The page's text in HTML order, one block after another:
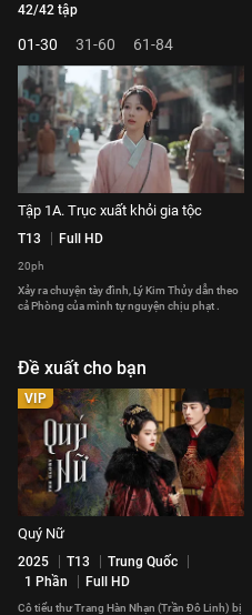
42/42 tập
01-30 31-60 61-84
Tập 1A. Trục xuất khỏi gia tộc
T13 Full HD
20ph
Xảy ra chuyện tày đình, Lý Kim Thủy dẫn theo
cả Phòng của mình tự nguyện chịu phạt .
Đề xuất cho bạn
VIP
Quý Nữ
2025 T13
Trung Quốc
1 Phần
Full HD
Cô tiểu thư Trang Hàn Nhạn (Trần Đô Linh) bị